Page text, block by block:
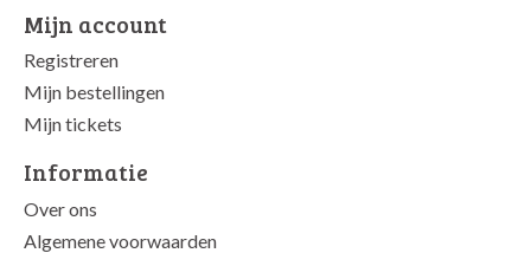
Mijn account
Registreren
Mijn bestellingen
Mijn tickets
Informatie
Over ons
Algemene voorwaarden